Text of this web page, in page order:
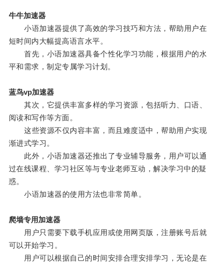
牛牛加速器
小语加速器提供了高效的学习技巧和方法，帮助用户在
短时间内大幅提高语言水平。
首先，小语加速器具备个性化学习功能，根据用户的水
平和需求，制定专属学习计划。
蓝鸟vp加速器
其次，它提供丰富多样的学习资源，包括听力、口语、
阅读和写作等方面。
这些资源不仅内容丰富，而且难度适中，帮助用户实现
渐进式学习。
此外，小语加速器还推出了专业辅导服务，用户可以通
过在线课程、学习社区等与专业老师互动，解决学习中的疑
惑。
小语加速器的使用方法也非常简单。
爬墙专用加速器
用户只需要下载手机应用或使用网页版，注册账号后就
可以开始学习。
用户可以根据自己的时间安排合理安排学习，无论是在